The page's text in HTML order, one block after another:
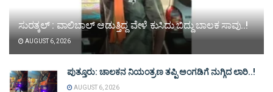
ಸುರತ್ಕಲ್ : ವಾಲಿಬಾಲ್ ಆಡುತ್ತಿದ್ದ ವೇಳೆ ಕುಸಿದು ಬಿದ್ದು ಬಾಲಕ ಸಾವು..!
AUGUST 6, 2026
ಪುತ್ತೂರು: ಚಾಲಕನ ನಿಯಂತ್ರಣ ತಪ್ಪಿ ಅಂಗಡಿಗೆ ನುಗ್ಗಿದ ಲಾರಿ..!
AUGUST 6, 2026